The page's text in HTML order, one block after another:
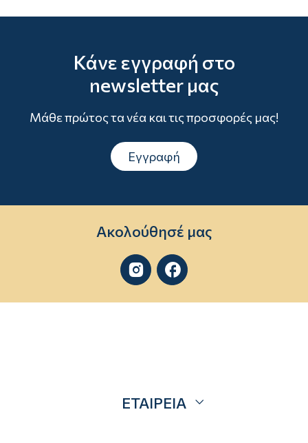
Κάνε εγγραφή στο
newsletter μας
Μάθε πρώτος τα νέα και τις προσφορές μας!
Εγγραφή
Ακολούθησέ μας
 
ΕΤΑΙΡΕΙΑ